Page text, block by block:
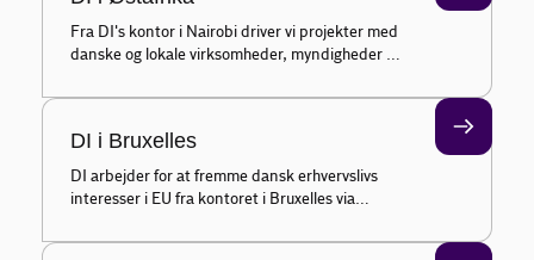
Fra DI's kontor i Nairobi driver vi projekter med
danske og lokale virksomheder, myndigheder og
og netværk står altid til rådighed for vores
DI i Bruxelles
DI arbejder for at fremme dansk erhvervslivs
interesser i EU fra kontoret i Bruxelles via
klogere på hvordan vi hjælper din virksomhed.